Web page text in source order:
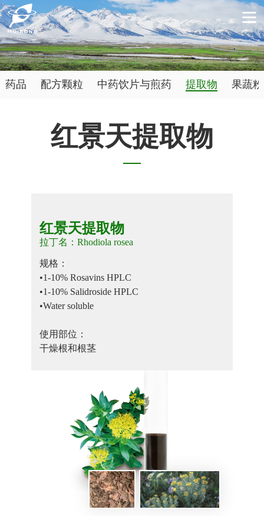
药品 配方颗粒 中药饮片与煎药 提取物 果蔬粉
红景天提取物
红景天提取物
拉丁名：Rhodiola rosea
规格：
•1-10% Rosavins HPLC
•1-10% Salidroside HPLC
•Water soluble
使用部位：
干燥根和根茎